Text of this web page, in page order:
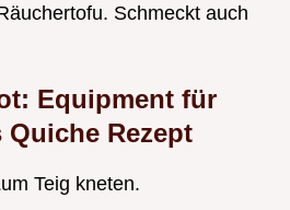
Schmeckt auch
Equipment für
Quiche Rezept
Teig kneten.